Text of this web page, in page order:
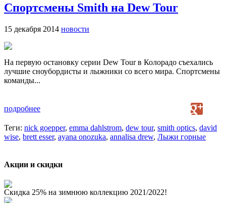
Спортсмены Smith на Dew Tour
15 декабря 2014 новости
На первую остановку серии Dew Tour в Колорадо съехались
лучшие сноубордисты и лыжники со всего мира. Спортсмены
команды...
подробнее
Теги: nick goepper, emma dahlstrom, dew tour, smith optics, david
wise, brett esser, ayana onozuka, annalisa drew, Лыжи горные
Акции и скидки
Скидка 25% на зимнюю коллекцию 2021/2022!